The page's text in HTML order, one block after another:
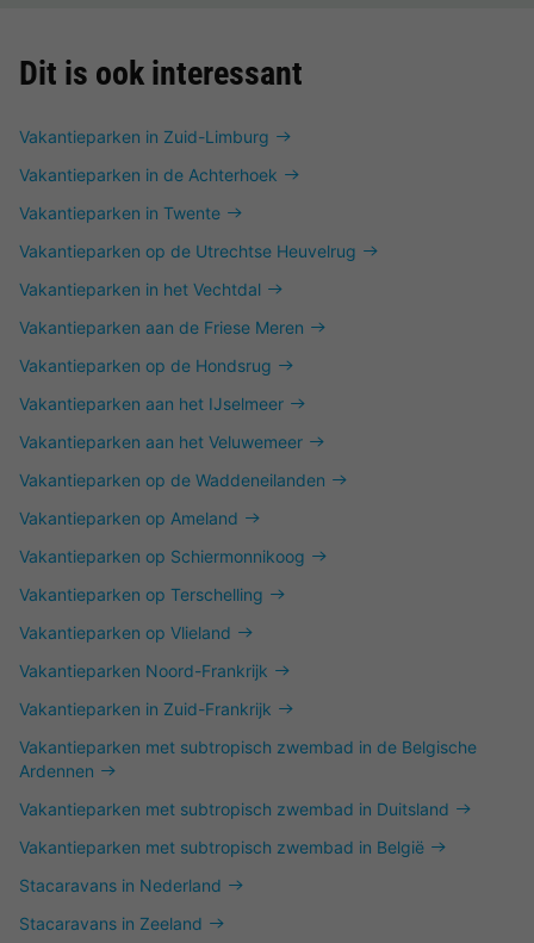
Dit is ook interessant
Vakantieparken in Zuid-Limburg
Vakantieparken in de Achterhoek
Vakantieparken in Twente
Vakantieparken op de Utrechtse Heuvelrug
Vakantieparken in het Vechtdal
Vakantieparken aan de Friese Meren
Vakantieparken op de Hondsrug
Vakantieparken aan het IJselmeer
Vakantieparken aan het Veluwemeer
Vakantieparken op de Waddeneilanden
Vakantieparken op Ameland
Vakantieparken op Schiermonnikoog
Vakantieparken op Terschelling
Vakantieparken op Vlieland
Vakantieparken Noord-Frankrijk
Vakantieparken in Zuid-Frankrijk
Vakantieparken met subtropisch zwembad in de Belgische
Ardennen
Vakantieparken met subtropisch zwembad in Duitsland
Vakantieparken met subtropisch zwembad in België
Stacaravans in Nederland
Stacaravans in Zeeland